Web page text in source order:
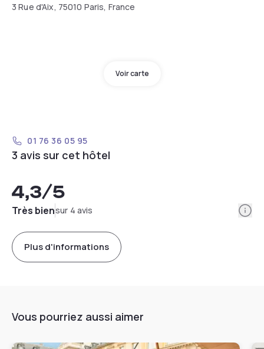
3 Rue d'Aix, 75010 Paris, France
Voir carte
01 76 36 05 95
3 avis sur cet hôtel
4,3/5
Très biensur 4 avis
Plus d'informations
Vous pourriez aussi aimer